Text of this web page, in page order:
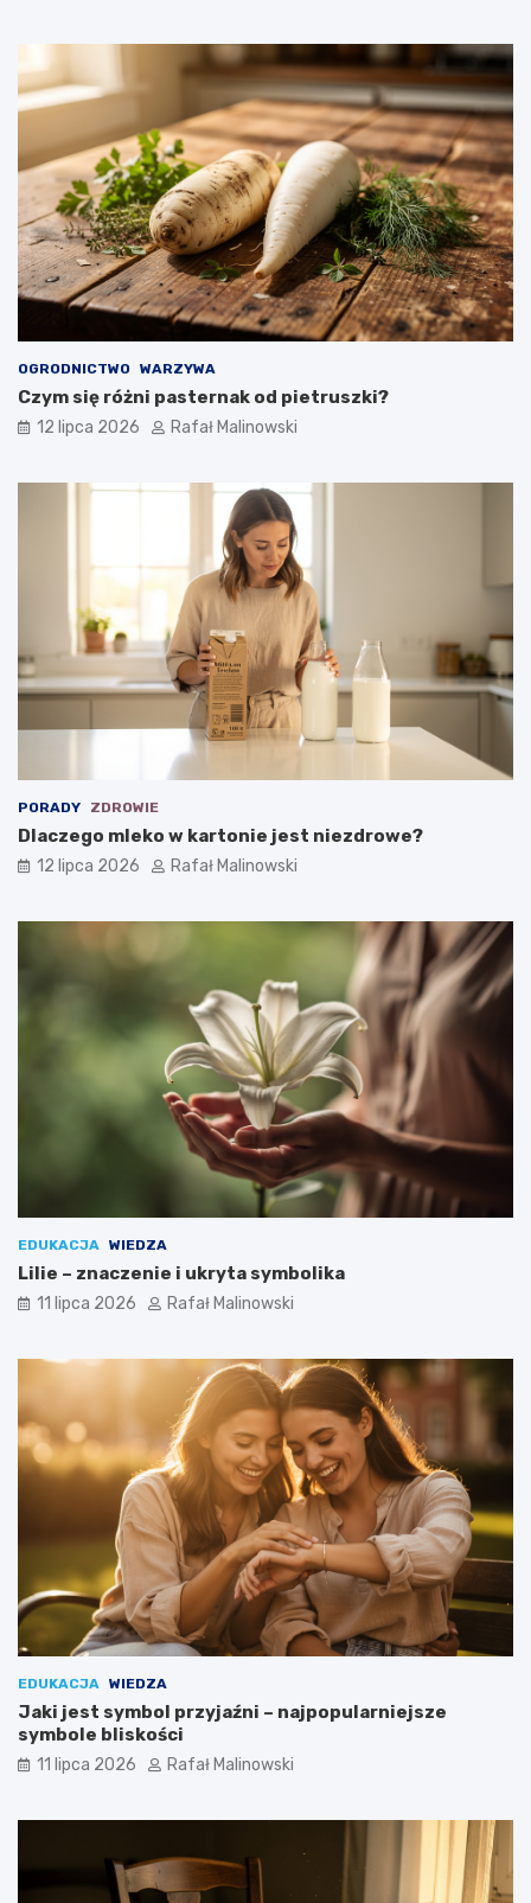
OGRODNICTWO WARZYWA
Czym się różni pasternak od pietruszki?
12 lipca 2026 Rafał Malinowski
PORADY ZDROWIE
Dlaczego mleko w kartonie jest niezdrowe?
12 lipca 2026 Rafał Malinowski
EDUKACJA WIEDZA
Lilie – znaczenie i ukryta symbolika
11 lipca 2026 Rafał Malinowski
EDUKACJA WIEDZA
Jaki jest symbol przyjaźni – najpopularniejsze
symbole bliskości
11 lipca 2026 Rafał Malinowski